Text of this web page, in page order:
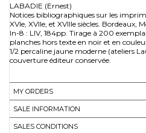
LABADIE (Ernest)
Notices bibliographiques sur les
XVIe, XVIIe, et XVIIIe siècles. Bordeaux,
In-8 : LIV, 184pp. Tirage à 200
planches hors texte en noir et en
1/2 percaline jaune moderne (ateliers
couverture éditeur conservée.
MY ORDERS
SALE INFORMATION
SALES CONDITIONS